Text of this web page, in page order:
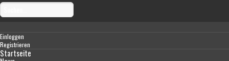
Einloggen
Registrieren
Startseite